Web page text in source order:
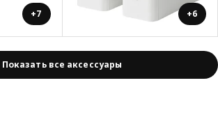
+7 +6
Показать все аксессуары